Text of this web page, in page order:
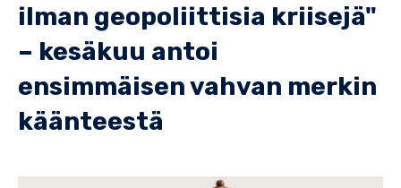
ilman geopoliittisia kriisejä"
– kesäkuu antoi
ensimmäisen vahvan merkin
käänteestä